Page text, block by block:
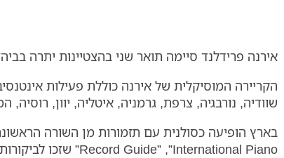
אירנה פרידלנד סיימה תואר שני בהצטיינות יתרה
הקריירה המוסיקלית של אירנה כוללת פעילות
שוודיה, נורבגיה, צרפת, גרמניה, איטליה, יוון, רוסיה,
Record Guide” ,”International Piano” שזכו לביקורות נלהבות ממגזינים חשובים.